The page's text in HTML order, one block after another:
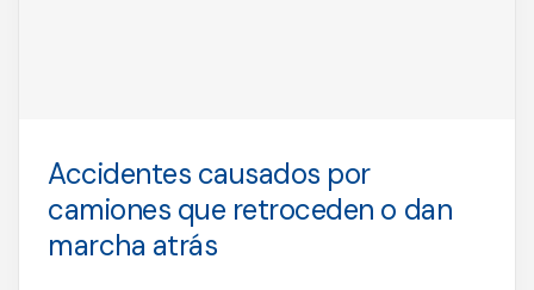
Accidentes causados por
camiones que retroceden o dan
marcha atrás